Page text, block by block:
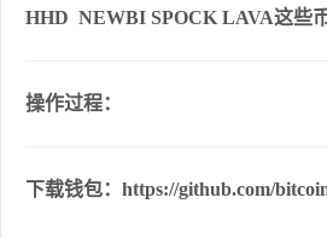
HHD NEWBI SPOCK LAVA这些
操作过程：
下载钱包：https://github.com/